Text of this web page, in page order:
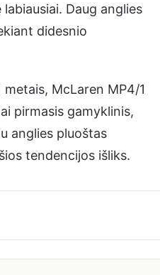
Daug anglies
didesnio
McLaren MP4/1
pirmasis gamyklinis,
anglies pluoštas
tendencijos išliks.